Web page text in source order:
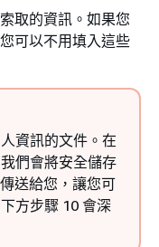
取的資訊。如果您
可以不用填入這些
資訊的文件。在
們會將安全儲存
送給您，讓您可
方步驟 10 會深